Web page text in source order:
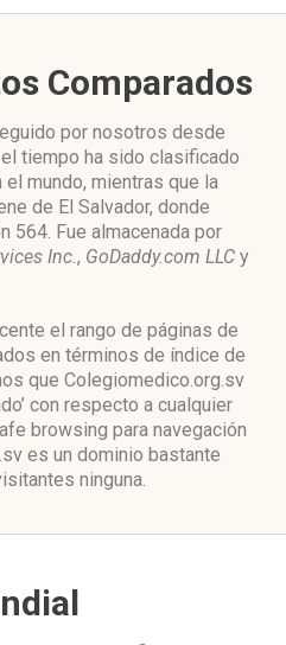
Comparados
por nosotros desde
tiempo ha sido clasificado
mundo, mientras que la
de El Salvador, donde
564. Fue almacenada por
Inc., GoDaddy.com LLC y
el rango de páginas de
en términos de índice de
que Colegiomedico.org.sv
con respecto a cualquier
browsing para navegación
es un dominio bastante
ninguna.